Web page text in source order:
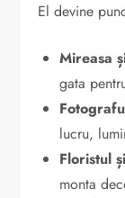
El devine
Mireasa
gata
lucru,
Floristul
monta